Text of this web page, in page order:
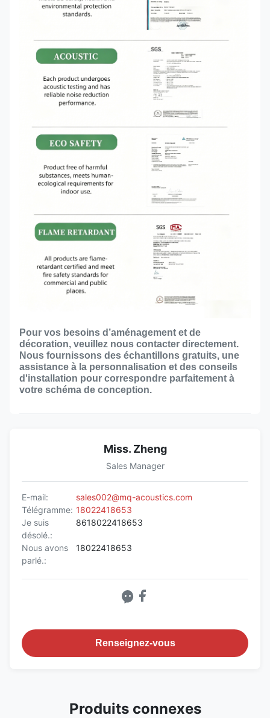
Pour vos besoins d’aménagement et de
décoration, veuillez nous contacter directement.
Nous fournissons des échantillons gratuits, une
assistance à la personnalisation et des conseils
d'installation pour correspondre parfaitement à
votre schéma de conception.
Miss. Zheng
Sales Manager
E-mail:
sales002@mq-acoustics.com
Télégramme: 18022418653
Je suis
désolé.:
8618022418653
Nous avons
parlé.:
18022418653
Renseignez-vous
Produits connexes